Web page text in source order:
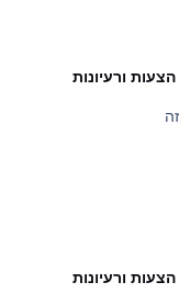
הצעות ורעיונות
הצעות ורעיונות